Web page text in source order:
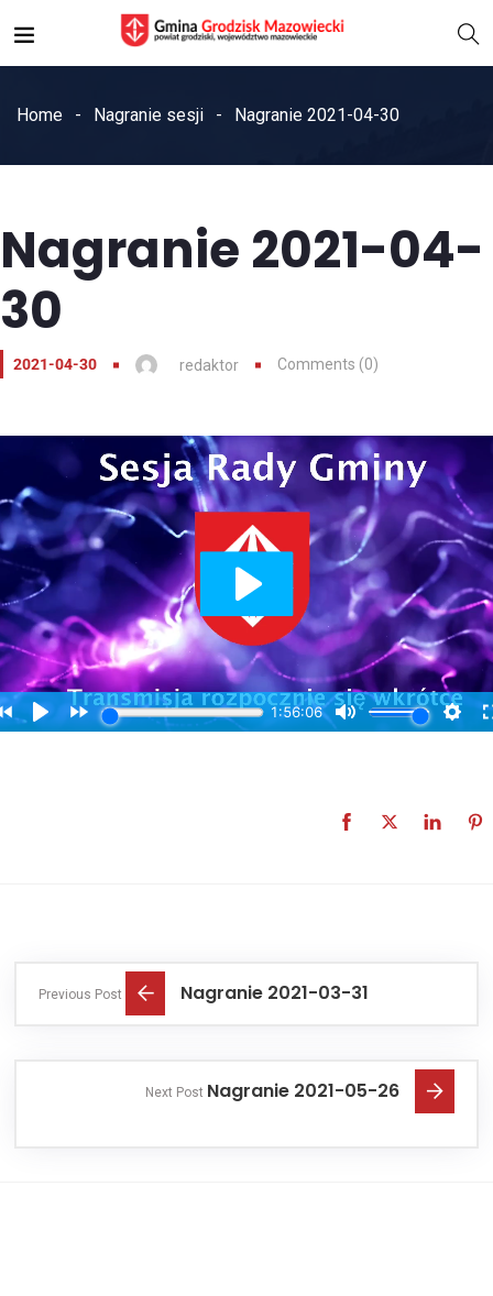
Home Nagranie sesji Nagranie 2021-04-30
Nagranie 2021-04-
30
2021-04-30 redaktor Comments (0)
Previous Post Nagranie 2021-03-31
Next Post Nagranie 2021-05-26